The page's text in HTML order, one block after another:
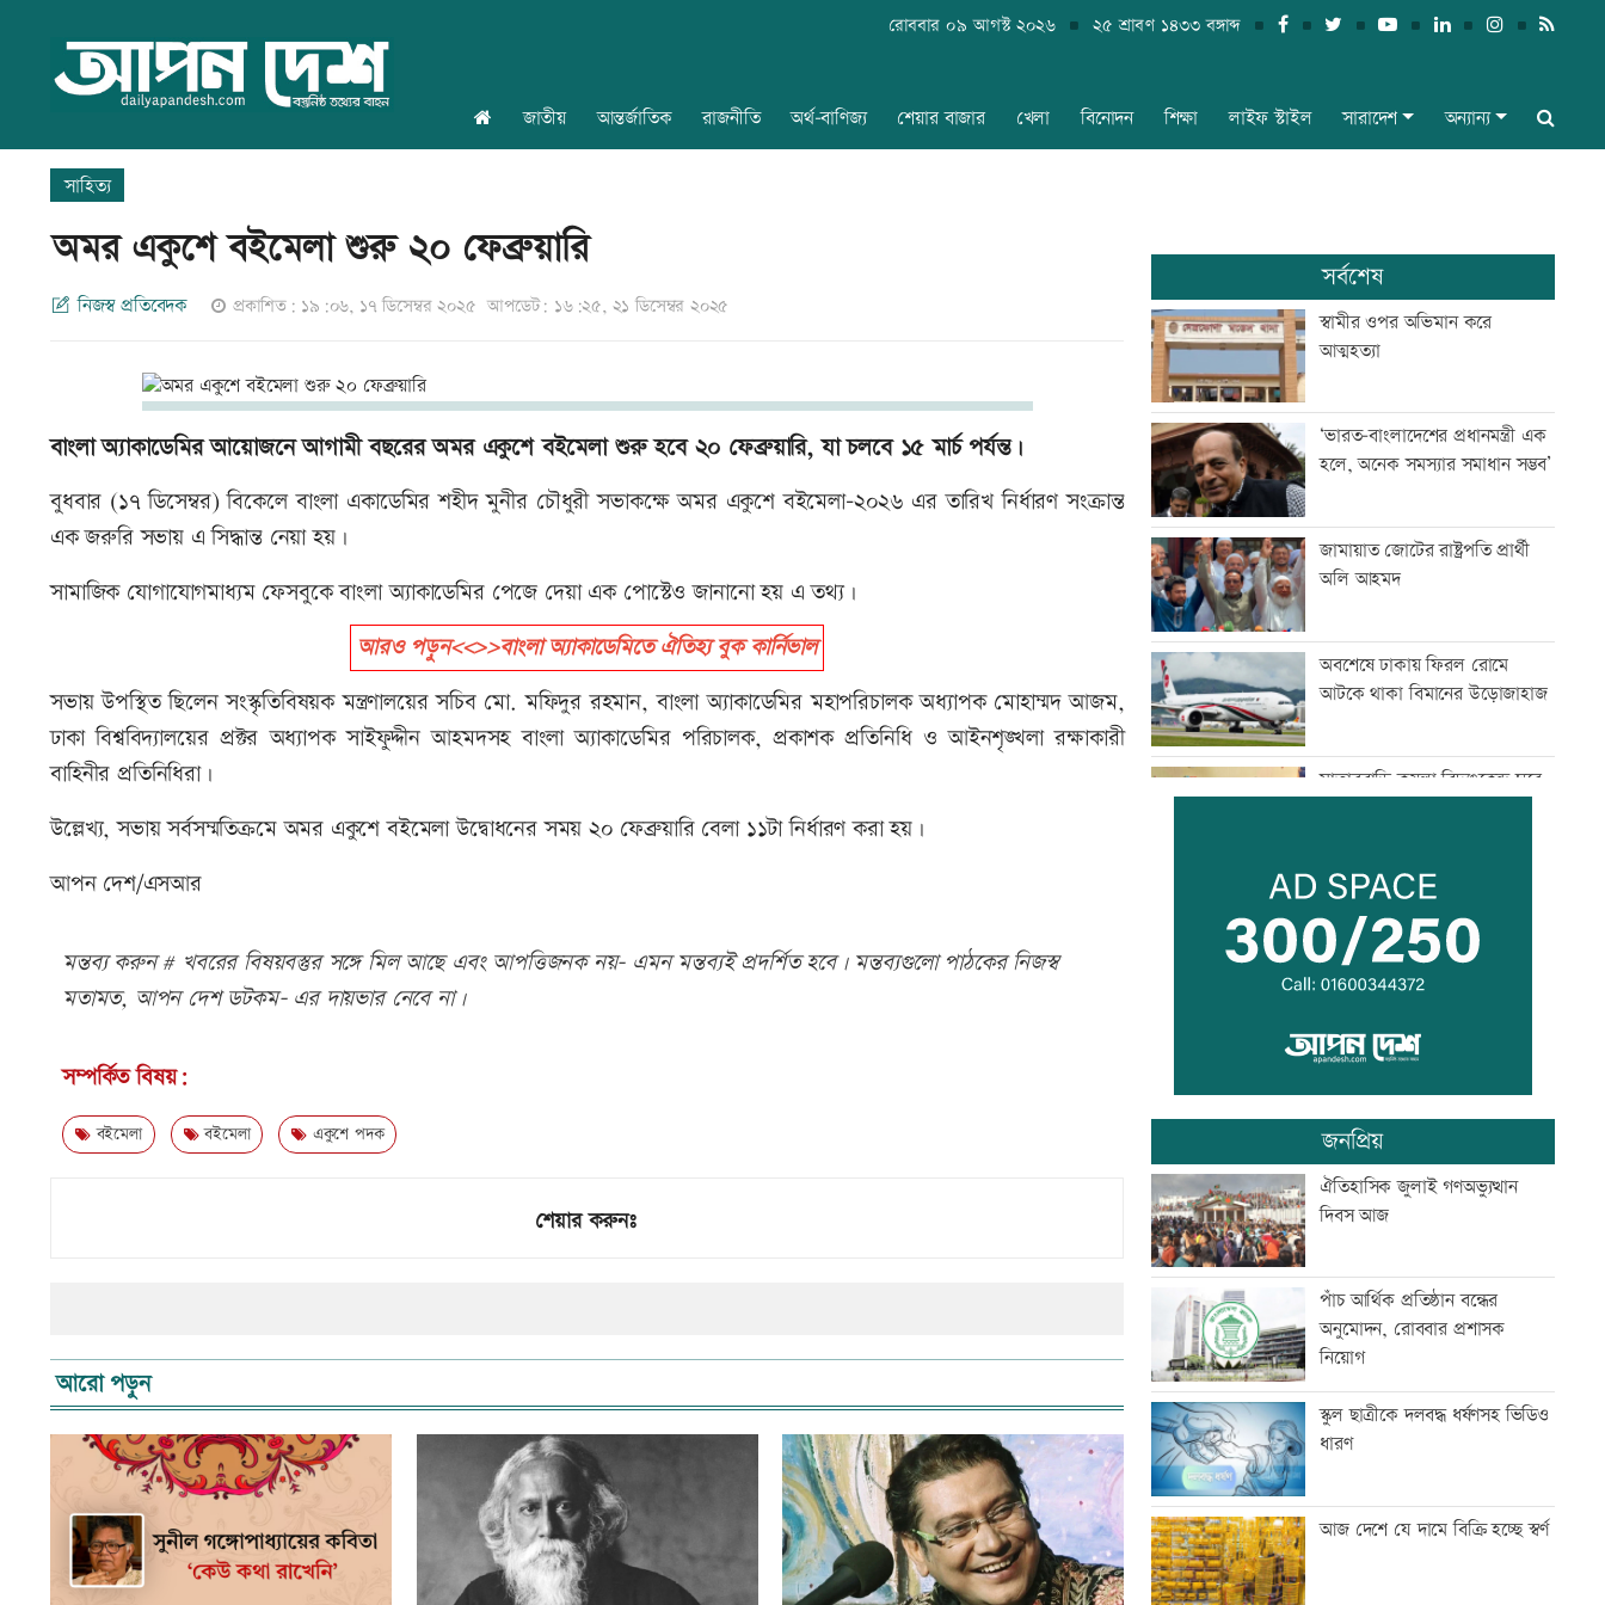
রোববার ০৯ আগস্ট ২০২৬ ২৫ শ্রাবণ ১৪৩৩ বঙ্গাব্দ
জাতীয় আন্তর্জাতিক রাজনীতি অর্থ-বাণিজ্য শেয়ার বাজার খেলা বিনোদন শিক্ষা লাইফ স্টাইল সারাদেশ অন্যান্য
সাহিত্য
অমর একুশে বইমেলা শুরু ২০ ফেব্রুয়ারি
নিজস্ব প্রতিবেদক প্রকাশিত: ১৯:০৬, ১৭ ডিসেম্বর ২০২৫ আপডেট: ১৬:২৫, ২১ ডিসেম্বর ২০২৫
বাংলা অ্যাকাডেমির আয়োজনে আগামী বছরের অমর একুশে বইমেলা শুরু হবে ২০ ফেব্রুয়ারি, যা চলবে ১৫ মার্চ পর্যন্ত।
বুধবার (১৭ ডিসেম্বর) বিকেলে বাংলা একাডেমির শহীদ মুনীর চৌধুরী সভাকক্ষে অমর একুশে বইমেলা-২০২৬ এর তারিখ নির্ধারণ সংক্রান্ত
এক জরুরি সভায় এ সিদ্ধান্ত নেয়া হয়।
সামাজিক যোগাযোগমাধ্যম ফেসবুকে বাংলা অ্যাকাডেমির পেজে দেয়া এক পোস্টেও জানানো হয় এ তথ্য।
আরও পড়ুন<<>>বাংলা অ্যাকাডেমিতে ঐতিহ্য বুক কার্নিভাল
সভায় উপস্থিত ছিলেন সংস্কৃতিবিষয়ক মন্ত্রণালয়ের সচিব মো. মফিদুর রহমান, বাংলা অ্যাকাডেমির মহাপরিচালক অধ্যাপক মোহাম্মদ আজম,
ঢাকা বিশ্ববিদ্যালয়ের প্রক্টর অধ্যাপক সাইফুদ্দীন আহমদসহ বাংলা অ্যাকাডেমির পরিচালক, প্রকাশক প্রতিনিধি ও আইনশৃঙ্খলা রক্ষাকারী
বাহিনীর প্রতিনিধিরা।
উল্লেখ্য, সভায় সর্বসম্মতিক্রমে অমর একুশে বইমেলা উদ্বোধনের সময় ২০ ফেব্রুয়ারি বেলা ১১টা নির্ধারণ করা হয়।
আপন দেশ/এসআর
মন্তব্য করুন # খবরের বিষয়বস্তুর সঙ্গে মিল আছে এবং আপত্তিজনক নয়- এমন মন্তব্যই প্রদর্শিত হবে। মন্তব্যগুলো পাঠকের নিজস্ব
মতামত, আপন দেশ ডটকম- এর দায়ভার নেবে না।
সম্পর্কিত বিষয়:
বইমেলা বইমেলা একুশে পদক
শেয়ার করুনঃ
আরো পড়ুন
সর্বশেষ
স্বামীর ওপর অভিমান করে
আত্মহত্যা
‘ভারত-বাংলাদেশের প্রধানমন্ত্রী এক
হলে, অনেক সমস্যার সমাধান সম্ভব’
জামায়াত জোটের রাষ্ট্রপতি প্রার্থী
অলি আহমদ
অবশেষে ঢাকায় ফিরল রোমে
আটকে থাকা বিমানের উড়োজাহাজ
মাতারবাড়ি কয়লা বিদ্যুৎকেন্দ্র ঘুরে
সিটি ব্যাংকের কার্ড স্পর্শ করলেই
টাকা দেবে এটিএম
আপিলের অনুমতি
বাংলা কিউআর নিয়ে আলেমদের
সঙ্গে ইসলামী ব্যাংকেরমতবিনিময়
সভা
রাষ্ট্রপতি নির্বাচনে বিএনপির ২
জনপ্রিয়
ঐতিহাসিক জুলাই গণঅভ্যুত্থান
দিবস আজ
পাঁচ আর্থিক প্রতিষ্ঠান বন্ধের
অনুমোদন, রোববার প্রশাসক
নিয়োগ
স্কুল ছাত্রীকে দলবদ্ধ ধর্ষণসহ ভিডিও
ধারণ
আজ দেশে যে দামে বিক্রি হচ্ছে স্বর্ণ